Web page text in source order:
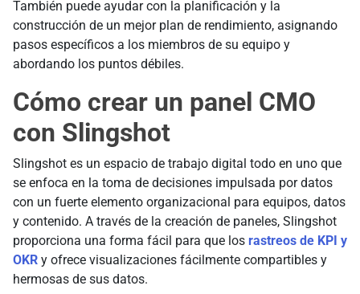
También puede ayudar con la planificación y la
construcción de un mejor plan de rendimiento, asignando
pasos específicos a los miembros de su equipo y
abordando los puntos débiles.
Cómo crear un panel CMO
con Slingshot
Slingshot es un espacio de trabajo digital todo en uno que
se enfoca en la toma de decisiones impulsada por datos
con un fuerte elemento organizacional para equipos, datos
y contenido. A través de la creación de paneles, Slingshot
proporciona una forma fácil para que los rastreos de KPI y
OKR y ofrece visualizaciones fácilmente compartibles y
hermosas de sus datos.